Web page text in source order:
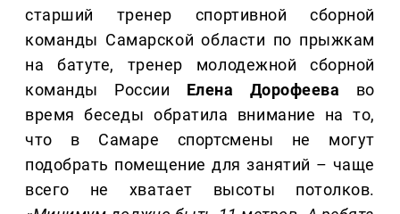
старший тренер спортивной сборной
команды Самарской области по прыжкам
на батуте, тренер молодежной сборной
команды России Елена Дорофеева во
время беседы обратила внимание на то,
что в Самаре спортсмены не могут
подобрать помещение для занятий – чаще
всего не хватает высоты потолков.